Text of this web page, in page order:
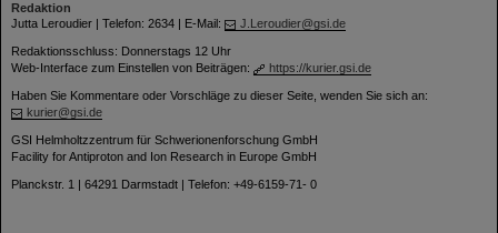
Redaktion
Jutta Leroudier | Telefon: 2634 | E-Mail:
J.Leroudier@gsi.de
Redaktionsschluss: Donnerstags 12 Uhr
Web-Interface zum Einstellen von Beiträgen:
https://kurier.gsi.de
Haben Sie Kommentare oder Vorschläge zu dieser Seite, wenden Sie sich an:
kurier@gsi.de
GSI Helmholtzzentrum für Schwerionenforschung GmbH
Facility for Antiproton and Ion Research in Europe GmbH
Planckstr. 1 | 64291 Darmstadt | Telefon: +49-6159-71- 0